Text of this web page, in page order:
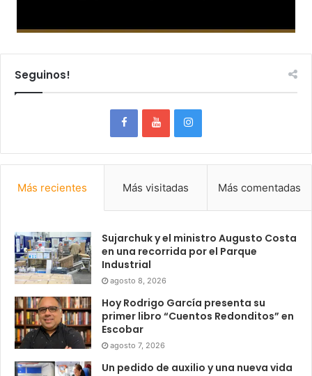
Seguinos!
Más recientes Más visitadas Más comentadas
Sujarchuk y el ministro Augusto Costa
en una recorrida por el Parque
Industrial
agosto 8, 2026
Hoy Rodrigo García presenta su
primer libro “Cuentos Redonditos” en
Escobar
agosto 7, 2026
Un pedido de auxilio y una nueva vida